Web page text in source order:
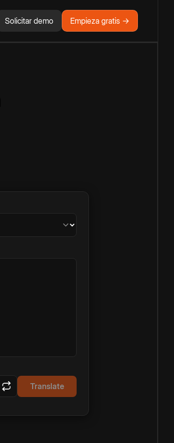
Solicitar demo Empieza gratis →
Translate